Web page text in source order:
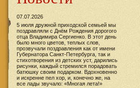
07.07.2026
5 июля дружной приходской семьей мы
поздравляли с Днём Рождения дорогого
отца Владимира Сергиенко. В этот день
было много цветов, теплых слов,
прозвучали поздравления как от имени
Губернатора Санкт-Петербурга, так и
стихотворения из детских уст, дарились
рисунки, каждый стремился порадовать
батюшку своим подарком. Вдохновенно
и искренне пел хор, и, конечно же, на
все лады звучало: «Многая лета!»